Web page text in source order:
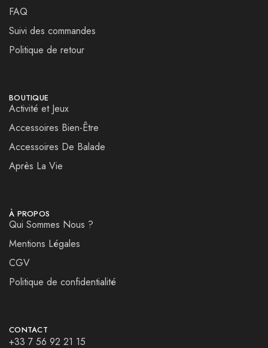
FAQ
Suivi des commandes
Politique de retour
BOUTIQUE
Activité et Jeux
Accessoires Bien-Être
Accessoires De Balade
Après La Vie
À PROPOS
Qui Sommes Nous ?
Mentions Légales
CGV
Politique de confidentialité
CONTACT
+33 7 56 92 21 15